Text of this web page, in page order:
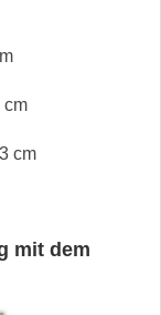
cm
cm
mit dem